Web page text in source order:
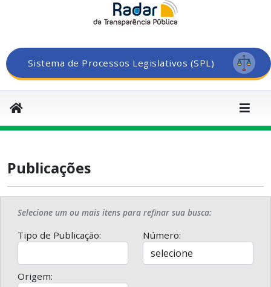
Sistema de Processos Legislativos (SPL)
Publicações
Selecione um ou mais itens para refinar sua busca:
Tipo de Publicação: Número:
Origem: